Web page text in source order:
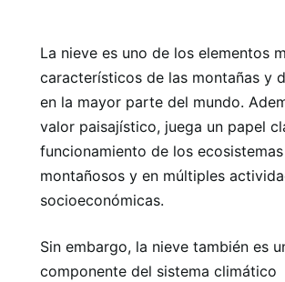
La nieve es uno de los elementos
característicos de las montañas y
en la mayor parte del mundo.
valor paisajístico, juega un papel
funcionamiento de los ecosistemas
montañosos y en múltiples
socioeconómicas.
Sin embargo, la nieve también es
componente del sistema climático